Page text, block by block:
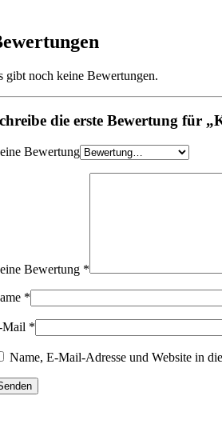
gibt noch keine Bewertungen.
die erste Bewertung für
Bewertung
Bewertung *
*
Mail *
Name, E-Mail-Adresse und Website in